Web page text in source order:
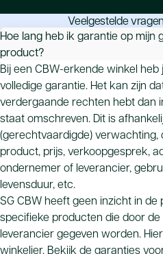
Onpartijdige
Veelgestelde
Hoe lang heb ik garantie op mijn
product?
Bij een CBW-erkende winkel heb
volledige garantie. Het kan zijn
verdergaande rechten hebt dan
staat omschreven. Dit is
(gerechtvaardigde) verwachting,
product, prijs, verkoopgesprek,
ondernemer of leverancier,
levensduur, etc.
SG CBW heeft geen inzicht in
specifieke producten die door
leverancier gegeven worden.
winkelier. Bekijk de garanties